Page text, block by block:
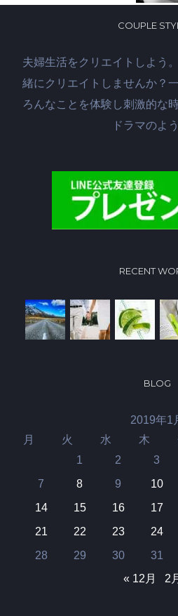
COUPLE
夫婦生活をクリエイトしよう
緒にクリエイトしませんか？
ろんなことを体験し刺激的な
ドラマのよ
RECENT
BLOG
2019年1
月 火 水 木
1 2 3
7
8 9 10
14
15 16 17
21
22 23 24
28
29 30
31
« 12月
2